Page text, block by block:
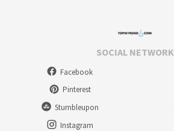
SOCIAL NETWORK
Facebook
Pinterest
Stumbleupon
Instagram